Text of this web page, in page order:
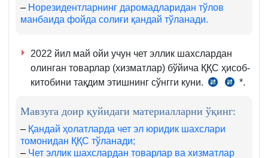
1-
2-
– Норезидентларнинг даромадларидан тўлов
манбаида фойда солиғи қандай тўланади.
2022 йил май ойи учун чет эллик шахслардан
олинган товарлар (хизматлар) бўйича ҚҚС ҳисоб-
китобини тақдим этишнинг сўнгги куни.
СК
м.,
1-
қ.
СК
м.
*.
Мавзуга доир қуйидаги материалларни ўқинг:
– Қандай ҳолатларда чет эл юридик шахслари
томонидан ҚҚС тўланади;
– Чет эллик шахслардан товарлар ва хизматлар